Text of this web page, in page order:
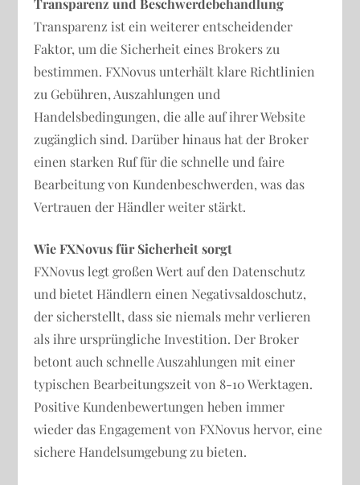
Transparenz und Beschwerdebehandlung
Transparenz ist ein weiterer entscheidender
Faktor, um die Sicherheit eines Brokers zu
bestimmen. FXNovus unterhält klare Richtlinien
zu Gebühren, Auszahlungen und
Handelsbedingungen, die alle auf ihrer Website
zugänglich sind. Darüber hinaus hat der Broker
einen starken Ruf für die schnelle und faire
Bearbeitung von Kundenbeschwerden, was das
Vertrauen der Händler weiter stärkt.
Wie FXNovus für Sicherheit sorgt
FXNovus legt großen Wert auf den Datenschutz
und bietet Händlern einen Negativsaldoschutz,
der sicherstellt, dass sie niemals mehr verlieren
als ihre ursprüngliche Investition. Der Broker
betont auch schnelle Auszahlungen mit einer
typischen Bearbeitungszeit von 8-10 Werktagen.
Positive Kundenbewertungen heben immer
wieder das Engagement von FXNovus hervor, eine
sichere Handelsumgebung zu bieten.